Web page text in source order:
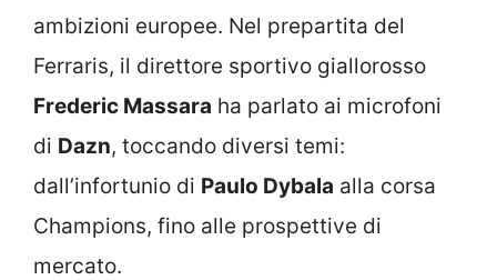
ambizioni europee. Nel prepartita del
Ferraris, il direttore sportivo giallorosso
Frederic Massara ha parlato ai microfoni
di Dazn, toccando diversi temi:
dall’infortunio di Paulo Dybala alla corsa
Champions, fino alle prospettive di
mercato.